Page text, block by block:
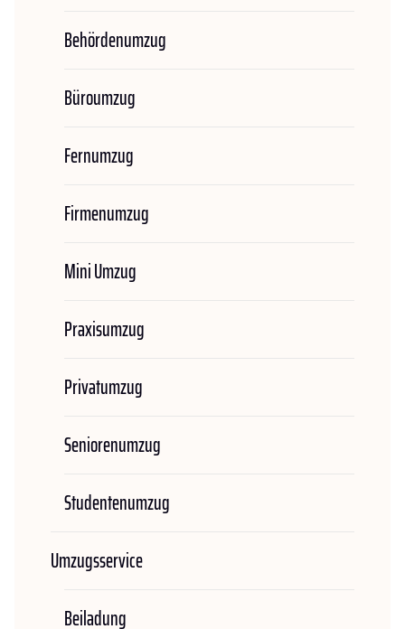
Behördenumzug
Büroumzug
Fernumzug
Firmenumzug
Mini Umzug
Praxisumzug
Privatumzug
Seniorenumzug
Studentenumzug
Umzugsservice
Beiladung